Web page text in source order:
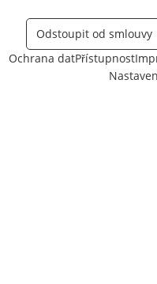
Odstoupit od smlouvy
Ochrana datPřístupnost